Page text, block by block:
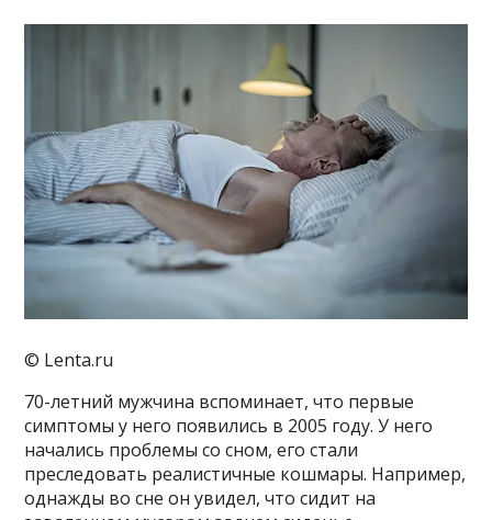
© Lenta.ru
70-летний мужчина вспоминает, что первые
симптомы у него появились в 2005 году. У него
начались проблемы со сном, его стали
преследовать реалистичные кошмары. Например,
однажды во сне он увидел, что сидит на